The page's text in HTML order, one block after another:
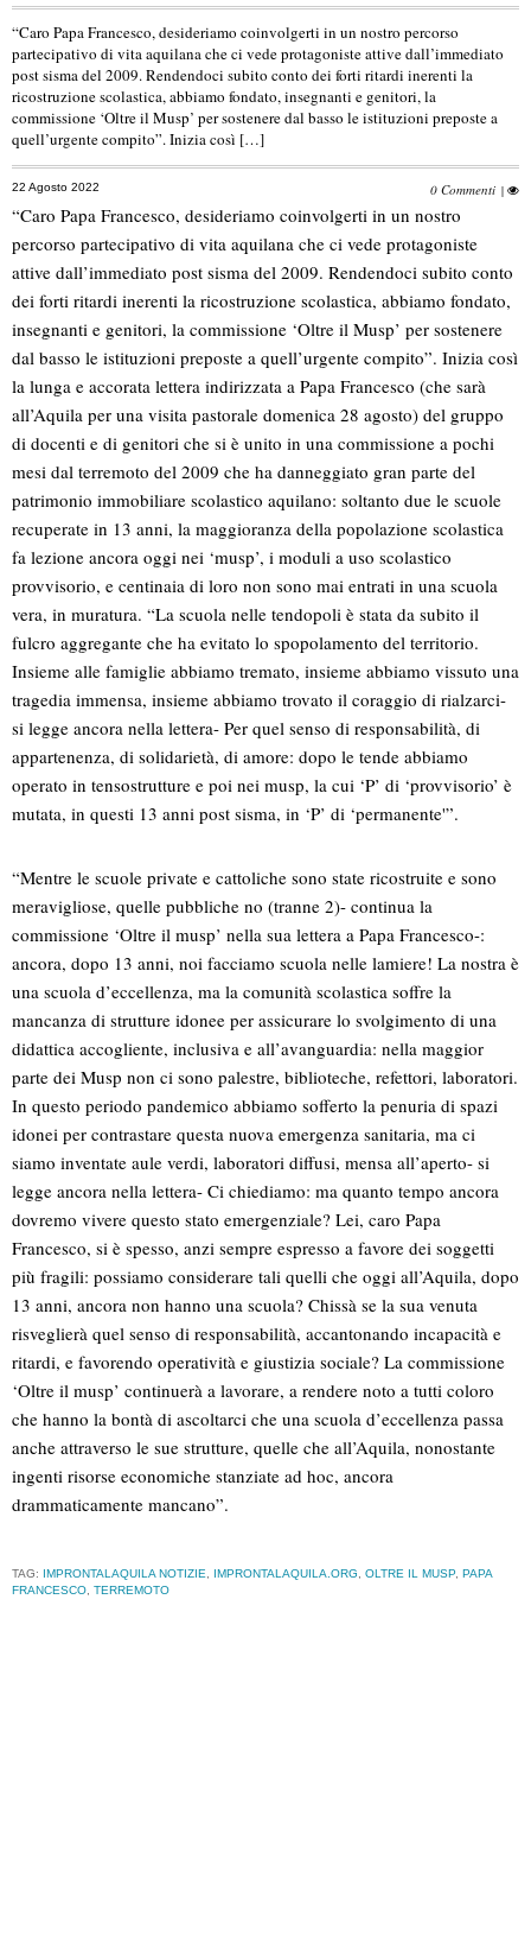
“Caro Papa Francesco, desideriamo coinvolgerti in un nostro percorso
partecipativo di vita aquilana che ci vede protagoniste attive dall’immediato
post sisma del 2009. Rendendoci subito conto dei forti ritardi inerenti la
ricostruzione scolastica, abbiamo fondato, insegnanti e genitori, la
commissione ‘Oltre il Musp’ per sostenere dal basso le istituzioni preposte a
quell’urgente compito”. Inizia così […]
22 Agosto 2022 0 Commenti |
“Caro Papa Francesco, desideriamo coinvolgerti in un nostro
percorso partecipativo di vita aquilana che ci vede protagoniste
attive dall’immediato post sisma del 2009. Rendendoci subito conto
dei forti ritardi inerenti la ricostruzione scolastica, abbiamo fondato,
insegnanti e genitori, la commissione ‘Oltre il Musp’ per sostenere
dal basso le istituzioni preposte a quell’urgente compito”. Inizia così
la lunga e accorata lettera indirizzata a Papa Francesco (che sarà
all’Aquila per una visita pastorale domenica 28 agosto) del gruppo
di docenti e di genitori che si è unito in una commissione a pochi
mesi dal terremoto del 2009 che ha danneggiato gran parte del
patrimonio immobiliare scolastico aquilano: soltanto due le scuole
recuperate in 13 anni, la maggioranza della popolazione scolastica
fa lezione ancora oggi nei ‘musp’, i moduli a uso scolastico
provvisorio, e centinaia di loro non sono mai entrati in una scuola
vera, in muratura. “La scuola nelle tendopoli è stata da subito il
fulcro aggregante che ha evitato lo spopolamento del territorio.
Insieme alle famiglie abbiamo tremato, insieme abbiamo vissuto una
tragedia immensa, insieme abbiamo trovato il coraggio di rialzarci-
si legge ancora nella lettera- Per quel senso di responsabilità, di
appartenenza, di solidarietà, di amore: dopo le tende abbiamo
operato in tensostrutture e poi nei musp, la cui ‘P’ di ‘provvisorio’ è
mutata, in questi 13 anni post sisma, in ‘P’ di ‘permanente'”.
“Mentre le scuole private e cattoliche sono state ricostruite e sono
meravigliose, quelle pubbliche no (tranne 2)- continua la
commissione ‘Oltre il musp’ nella sua lettera a Papa Francesco-:
ancora, dopo 13 anni, noi facciamo scuola nelle lamiere! La nostra è
una scuola d’eccellenza, ma la comunità scolastica soffre la
mancanza di strutture idonee per assicurare lo svolgimento di una
didattica accogliente, inclusiva e all’avanguardia: nella maggior
parte dei Musp non ci sono palestre, biblioteche, refettori, laboratori.
In questo periodo pandemico abbiamo sofferto la penuria di spazi
idonei per contrastare questa nuova emergenza sanitaria, ma ci
siamo inventate aule verdi, laboratori diffusi, mensa all’aperto- si
legge ancora nella lettera- Ci chiediamo: ma quanto tempo ancora
dovremo vivere questo stato emergenziale? Lei, caro Papa
Francesco, si è spesso, anzi sempre espresso a favore dei soggetti
più fragili: possiamo considerare tali quelli che oggi all’Aquila, dopo
13 anni, ancora non hanno una scuola? Chissà se la sua venuta
risveglierà quel senso di responsabilità, accantonando incapacità e
ritardi, e favorendo operatività e giustizia sociale? La commissione
‘Oltre il musp’ continuerà a lavorare, a rendere noto a tutti coloro
che hanno la bontà di ascoltarci che una scuola d’eccellenza passa
anche attraverso le sue strutture, quelle che all’Aquila, nonostante
ingenti risorse economiche stanziate ad hoc, ancora
drammaticamente mancano”.
TAG: IMPRONTALAQUILA NOTIZIE, IMPRONTALAQUILA.ORG, OLTRE IL MUSP, PAPA
FRANCESCO, TERREMOTO